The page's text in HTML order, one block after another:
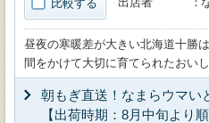
比較する
昼夜の寒暖差が大きい北海道十勝
間をかけて大切に育てられたおい
朝もぎ直送！なまらウマい
【出荷時期：8月中旬より